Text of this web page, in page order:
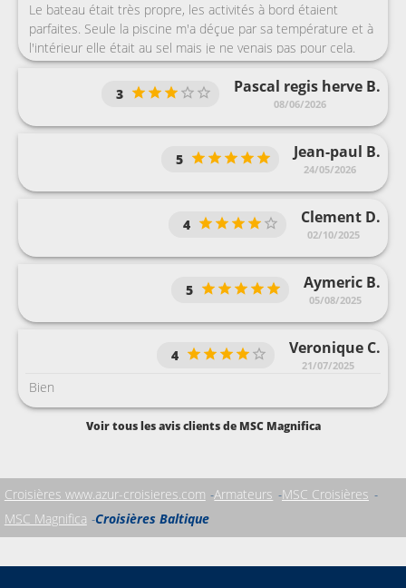
Le bateau était très propre, les activités à bord étaient
parfaites. Seule la piscine m'a déçue par sa température et à
l'intérieur elle était au sel mais je ne venais pas pour cela.
Pascal regis herve B.
08/06/2026
3
Jean-paul B.
24/05/2026
5
Clement D.
02/10/2025
4
Aymeric B.
05/08/2025
5
Veronique C.
21/07/2025
4
Bien
Voir tous les avis clients de MSC Magnifica
Croisières www.azur-croisieres.com Armateurs MSC Croisières
MSC Magnifica Croisières Baltique